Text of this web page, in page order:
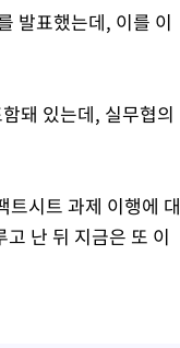
발표했는데, 이를 이
돼 있는데, 실무협의
트시트 과제 이행에 대
난 뒤 지금은 또 이